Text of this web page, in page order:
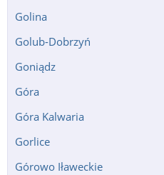
Golina
Golub-Dobrzyń
Goniądz
Góra
Góra Kalwaria
Gorlice
Górowo Iławeckie